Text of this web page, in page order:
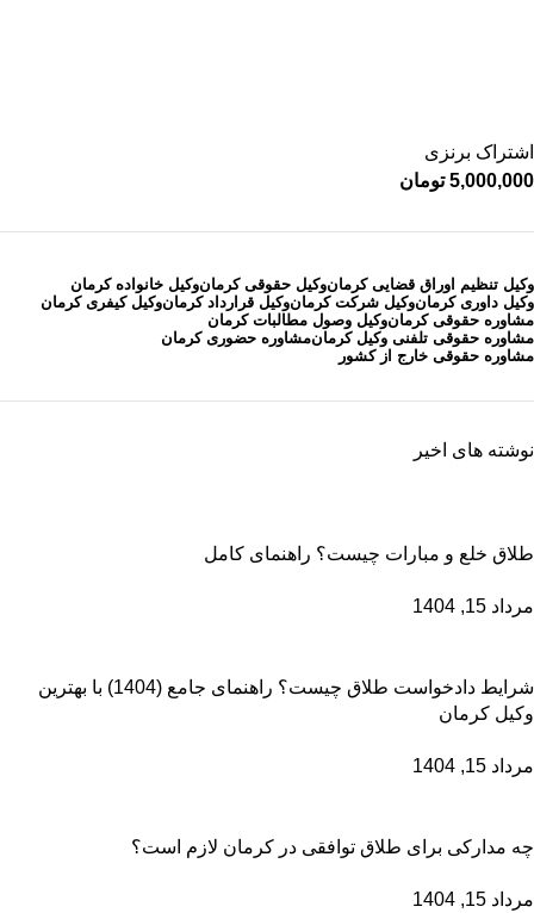
اشتراک برنزی
5,000,000 تومان
وکیل تنظیم اوراق قضایی کرمانوکیل حقوقی کرمانوکیل خانواده کرمان
وکیل داوری کرمانوکیل شرکت کرمانوکیل قرارداد کرمانوکیل کیفری کرمان
مشاوره حقوقی کرمانوکیل وصول مطالبات کرمان
مشاوره حقوقی تلفنی وکیل کرمانمشاوره حضوری کرمان
مشاوره حقوقی خارج از کشور
نوشته های اخیر
طلاق خلع و مبارات چیست؟ راهنمای کامل
مرداد 15, 1404
شرایط دادخواست طلاق چیست؟ راهنمای جامع (1404) با بهترین
وکیل کرمان
مرداد 15, 1404
چه مدارکی برای طلاق توافقی در کرمان لازم است؟
مرداد 15, 1404